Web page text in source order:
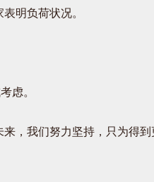
明负荷状况。
虑。
，我们努力坚持，只为得到